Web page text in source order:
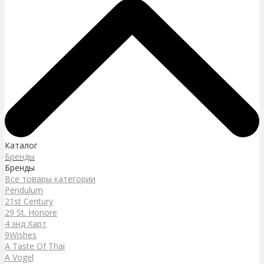
Каталог
Бренды
Бренды
Все товары категории
Pendulum
21st Century
29 St. Honore
4 энд Харт
9Wishes
A Taste Of Thai
A Vogel